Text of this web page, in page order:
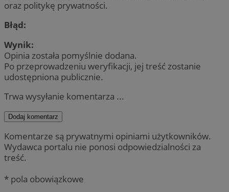
oraz politykę prywatności.
Błąd:
Wynik:
Opinia została pomyślnie dodana.
Po przeprowadzeniu weryfikacji, jej treść zostanie
udostępniona publicznie.
Trwa wysyłanie komentarza ...
Dodaj komentarz
Komentarze są prywatnymi opiniami użytkowników.
Wydawca portalu nie ponosi odpowiedzialności za
treść.
* pola obowiązkowe